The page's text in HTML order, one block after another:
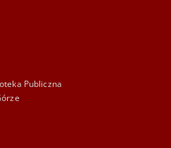
Publiczna